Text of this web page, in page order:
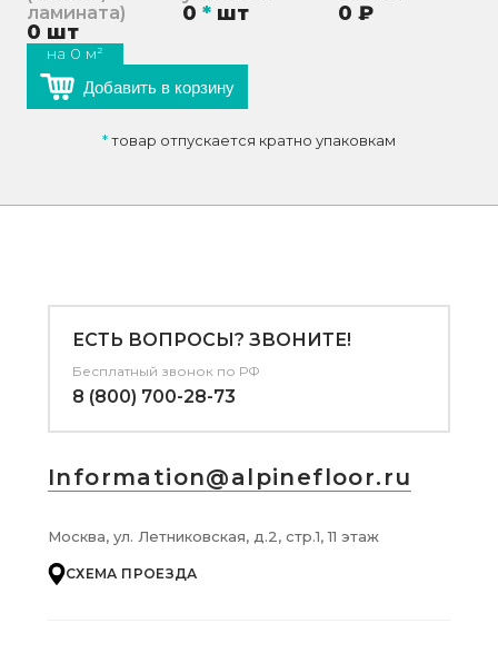
ламината)
0 шт
на 0 м²
0 * шт 0 ₽
Добавить в корзину
*товар отпускается кратно упаковкам
ЕСТЬ ВОПРОСЫ? ЗВОНИТЕ!
Бесплатный звонок по РФ
8 (800) 700-28-73
Information@alpinefloor.ru
Москва, ул. Летниковская, д.2, стр.1, 11 этаж
СХЕМА ПРОЕЗДА